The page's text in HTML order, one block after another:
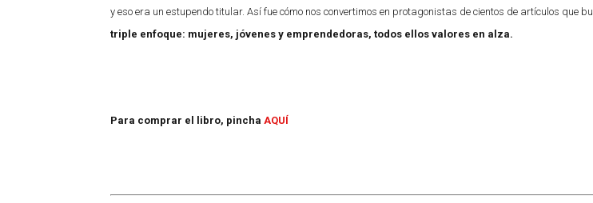
y eso era un estupendo titular. Así fue cómo nos convertimos en protagonistas de cientos de artículos que
triple enfoque: mujeres, jóvenes y emprendedoras, todos ellos valores en alza.
Para comprar el libro, pincha AQUÍ